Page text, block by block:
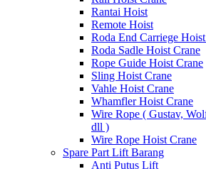
Rantai Hoist
Remote Hoist
Roda End Carriege
Roda Sadle Hoist Crane
Rope Guide Hoist Crane
Sling Hoist Crane
Vahle Hoist Crane
Whamfler Hoist Crane
Wire Rope ( Gustav,
dll )
Wire Rope Hoist Crane
Spare Part Lift Barang
Anti Putus Lift